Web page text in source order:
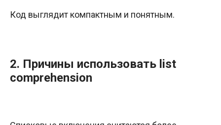
Код выглядит компактным и понятным.
2. Причины использовать list
comprehension